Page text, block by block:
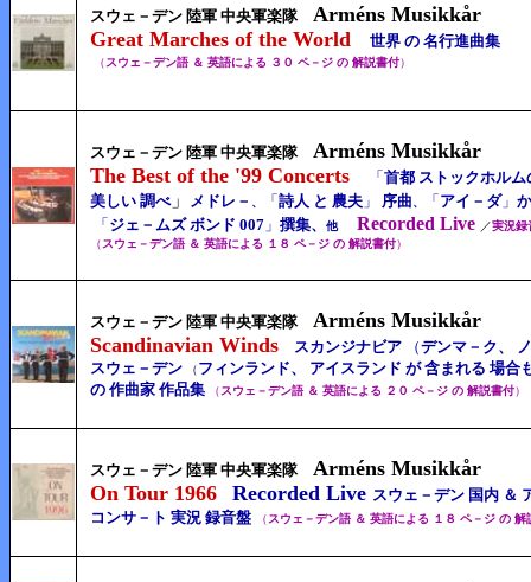
スウェ－デン 陸軍 中央軍楽隊 Arméns Musikkår
Great Marches of the World
世界 の 名行進曲集
（スウェ－デン語 ＆ 英語による ３０ ペ－ジ の 解説書付）
スウェ－デン 陸軍 中央軍楽隊 Arméns Musikkår
The Best of the '99 Concerts
「 首都 ストックホルム
美しい 調べ」 メドレ－ 、 「 詩人 と 農夫 」 序曲、 「 アイ－ダ」
「 ジェ－ムズ ボンド 007 」 撰集、 他 Recorded Live ／実況録
（スウェ－デン語 ＆ 英語による １８ ペ－ジ の 解説書付）
スウェ－デン 陸軍 中央軍楽隊 Arméns Musikkår
Scandinavian Winds
スカンジナビア （デンマ－ク、
スウェ－デン （フィンランド、 アイスランド が 含まれる 場合
の 作曲家 作品集
（スウェ－デン語 ＆ 英語による ２０ ペ－ジ の 解説書付）
スウェ－デン 陸軍 中央軍楽隊 Arméns Musikkår
On Tour 1966
Recorded Live スウェ－デン 国内 ＆
コンサ－ト 実況 録音盤
（スウェ－デン語 ＆ 英語による １８ ペ－ジ の 解